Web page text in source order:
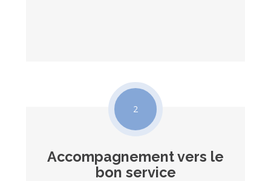
2
Accompagnement vers le
bon service